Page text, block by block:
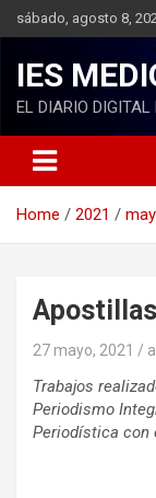
k
e
sábado, agosto 8,
IES
EL DIARIO DIGITAL
Home 2021
27 mayo, 2021
Trabajos
Periodismo
Periodística con